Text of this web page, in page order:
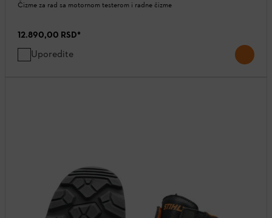
Čizme za rad sa motornom testerom i radne čizme
12.890,00 RSD*
Uporedite